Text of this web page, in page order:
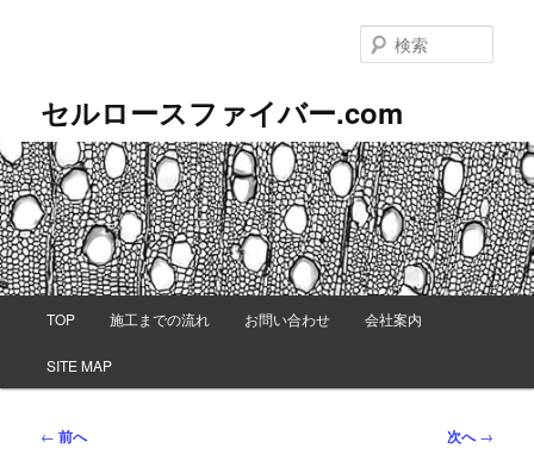
ン
ツ
へ
移
動
セルロースファイバー.com
索
TOP 施工までの流れ お問い合わせ 会社案内
SITE MAP
投← 前へ 次へ→